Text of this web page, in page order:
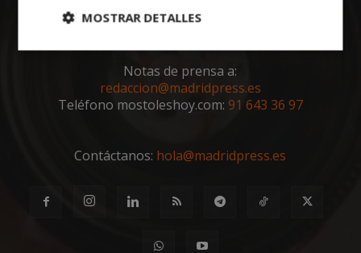
toda la actualidad, noticias, eventos, ocio y
Notas de prensa a:
redaccion@madridpress.es
Teléfono mostoleshoy.com: 91 643 36 97
Contáctanos: hola@madridpress.es
MOSTRAR DETALLES
Cookies
estrictamente
necesarias
Cookies de
rendimiento
preferencias
funcionalidad